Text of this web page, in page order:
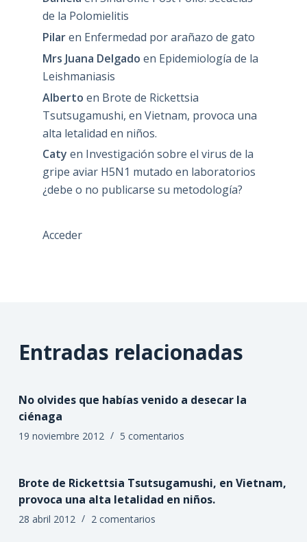
de la Polomielitis
Pilaren Enfermedad por arañazo de gato
Mrs Juana Delgado en Epidemiología de la
Leishmaniasis
Alberto en Brote de Rickettsia
Tsutsugamushi, en Vietnam, provoca una
alta letalidad en niños.
Caty en Investigación sobre el virus de la
gripe aviar H5N1 mutado en laboratorios
¿debe o no publicarse su metodología?
Acceder
Entradas relacionadas
No olvides que habías venido a desecar la
ciénaga
19 noviembre 2012 5 comentarios
Brote de Rickettsia Tsutsugamushi, en Vietnam,
provoca una alta letalidad en niños.
28 abril 2012 2 comentarios